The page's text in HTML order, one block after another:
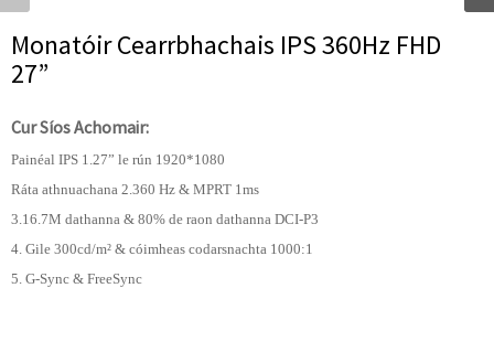
Monatóir Cearrbhachais IPS 360Hz FHD
27”
Cur Síos Achomair:
Painéal IPS 1.27” le rún 1920*1080
Ráta athnuachana 2.360 Hz & MPRT 1ms
3.16.7M dathanna & 80% de raon dathanna DCI-P3
4. Gile 300cd/m² & cóimheas codarsnachta 1000:1
5. G-Sync & FreeSync